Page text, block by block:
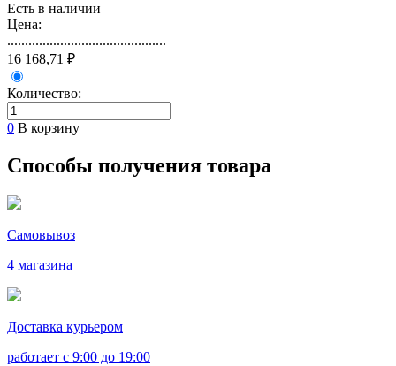
Есть в наличии
Цена:
.............................................
16 168,71 ₽
Количество:
0 В корзину
Способы получения товара
Самовывоз
4 магазина
Доставка курьером
работает с 9:00 до 19:00